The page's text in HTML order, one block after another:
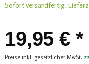
Sofort versandfertig,
19,95 € *
Preise inkl. gesetzlicher MwSt.